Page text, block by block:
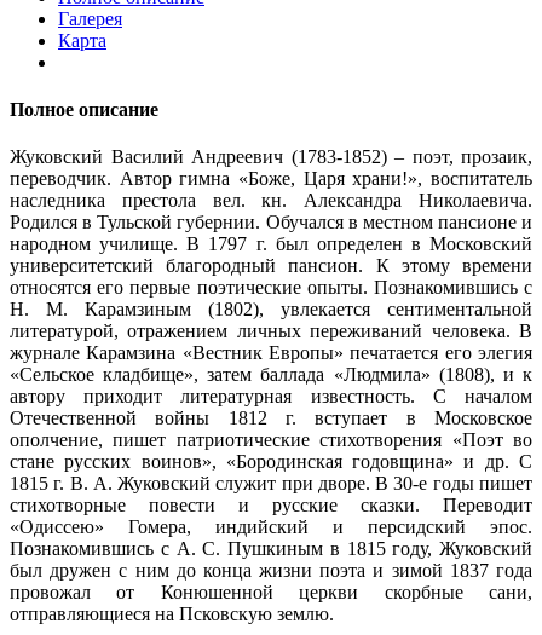
Галерея
Карта
Полное описание
Жуковский Василий Андреевич (1783-1852) – поэт, прозаик,
переводчик. Автор гимна «Боже, Царя храни!», воспитатель
наследника престола вел. кн. Александра Николаевича.
Родился в Тульской губернии. Обучался в местном пансионе и
народном училище. В 1797 г. был определен в Московский
университетский благородный пансион. К этому времени
относятся его первые поэтические опыты. Познакомившись с
Н. М. Карамзиным (1802), увлекается сентиментальной
литературой, отражением личных переживаний человека. В
журнале Карамзина «Вестник Европы» печатается его элегия
«Сельское кладбище», затем баллада «Людмила» (1808), и к
автору приходит литературная известность. С началом
Отечественной войны 1812 г. вступает в Московское
ополчение, пишет патриотические стихотворения «Поэт во
стане русских воинов», «Бородинская годовщина» и др. С
1815 г. В. А. Жуковский служит при дворе. В 30-е годы пишет
стихотворные повести и русские сказки. Переводит
«Одиссею» Гомера, индийский и персидский эпос.
Познакомившись с А. С. Пушкиным в 1815 году, Жуковский
был дружен с ним до конца жизни поэта и зимой 1837 года
провожал от Конюшенной церкви скорбные сани,
отправляющиеся на Псковскую землю.